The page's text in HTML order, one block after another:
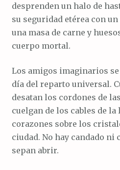
desprenden un halo de
su seguridad etérea con
una masa de carne y
cuerpo mortal.
Los amigos imaginarios
día del reparto universal.
desatan los cordones de
cuelgan de los cables de la
corazones sobre los
ciudad. No hay candado ni
sepan abrir.